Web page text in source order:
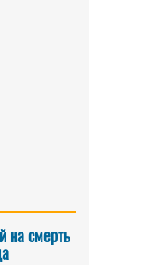
на смерть